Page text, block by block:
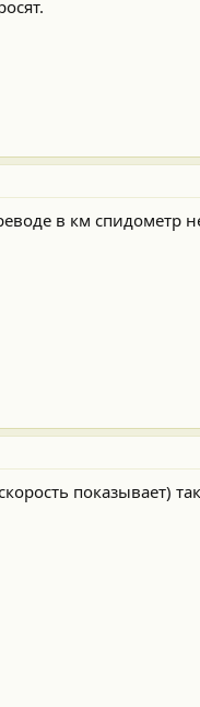
в км спидометр
показывает)